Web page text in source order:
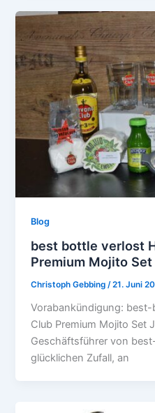
Blog
best bottle verlost
Premium Mojito Set
Christoph Gebbing /21. Juni
Vorabankündigung:
Club Premium Mojito Set
Geschäftsführer von
glücklichen Zufall, an